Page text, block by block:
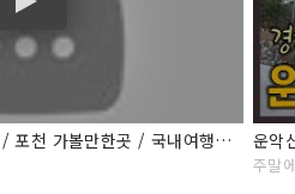
경기도 당일치기 여행코스 / 포천 가볼만한곳 / 국내여행지 추천 / 산정호수 / 허브아일랜드 / 항아리갈비탕 / 소양강숯불닭갈비 / 겨울여행지
주말